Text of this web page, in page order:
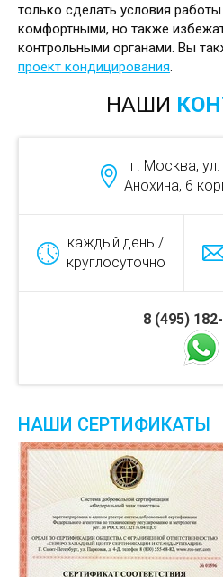
НАШИ СЕРТИФИКАТЫ
только сделать условия
комфортными, но также
контрольными органами. Вы
проект кондицирования.
НАШИ
г. Москва,
Анохина, 6
каждый день /
круглосуточно
8 (495)